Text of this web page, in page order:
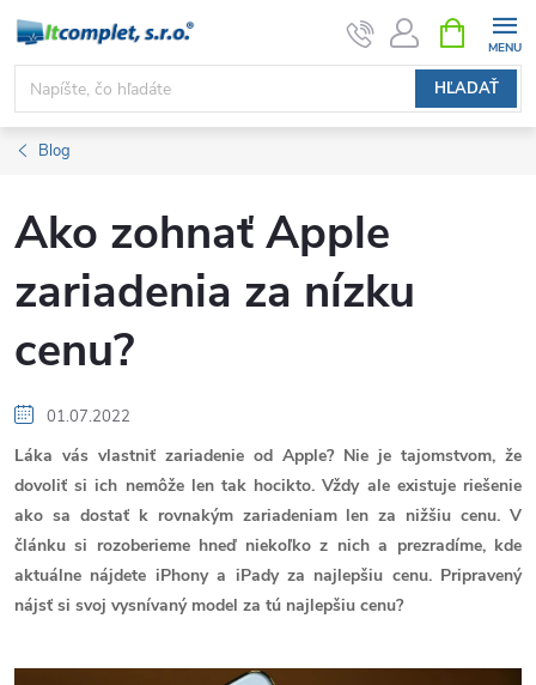
Prejsť
obsah
HĽADAŤ
KOŠÍK
Blog
Ako zohnať Apple
zariadenia za nízku
cenu?
01.07.2022
Láka vás vlastniť zariadenie od Apple? Nie je tajomstvom, že
dovoliť si ich nemôže len tak hocikto. Vždy ale existuje riešenie
ako sa dostať k rovnakým zariadeniam len za nižšiu cenu. V
článku si rozoberieme hneď niekoľko z nich a prezradíme, kde
aktuálne nájdete iPhony a iPady za najlepšiu cenu. Pripravený
nájsť si svoj vysnívaný model za tú najlepšiu cenu?